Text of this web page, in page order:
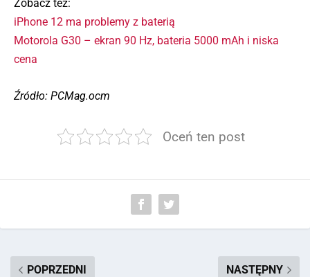
Zobacz też:
iPhone 12 ma problemy z baterią
Motorola G30 – ekran 90 Hz, bateria 5000 mAh i niska
cena
Źródło: PCMag.ocm
Oceń ten post
POPRZEDNI NASTĘPNY